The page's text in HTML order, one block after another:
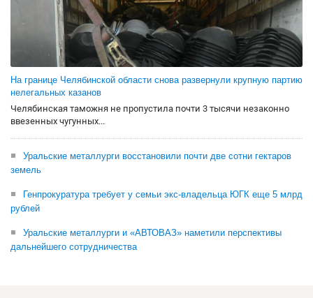
На границе Челябинской области снова развернули крупную партию
нелегальных казанов
Челябинская таможня не пропустила почти 3 тысячи незаконно
ввезенных чугунных...
Уральские металлурги восстановили почти две сотни гектаров
земель
Генпрокуратура требует у семьи экс-владельца ЮГК еще 5 млрд
рублей
Уральские металлурги и «АВТОВАЗ» наметили перспективы
дальнейшего сотрудничества